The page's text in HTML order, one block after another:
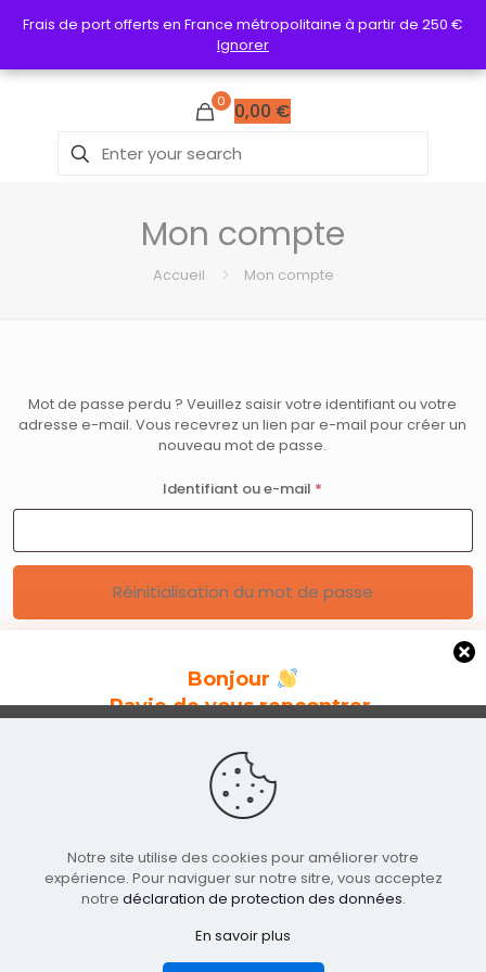
0 0,00 €
Mon compte
Accueil Mon compte
Mot de passe perdu ? Veuillez saisir votre identifiant ou votre
adresse e-mail. Vous recevrez un lien par e-mail pour créer un
nouveau mot de passe.
Identifiant ou e-mail *
Réinitialisation du mot de passe
Bonjour
Ravie de vous rencontrer.
Inscrivez-vous pour découvrir nos nouvelles
collections et notre actualité.
Conditions générales de vente
confidentialité|Contact
© 2019-2026 - ANNIKÊ
Notre site utilise des cookies pour améliorer votre
expérience. Pour naviguer sur notre sitre, vous acceptez
notre déclaration de protection des données.
En savoir plus
Frais de port offerts en France métropolitaine à partir de 250 €
Ignorer
Frais de port offerts en France métropolitaine à partir de 250 €
Ignorer